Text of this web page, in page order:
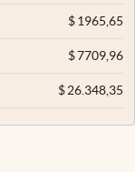
$1965,65
$7709,96
$26.348,35